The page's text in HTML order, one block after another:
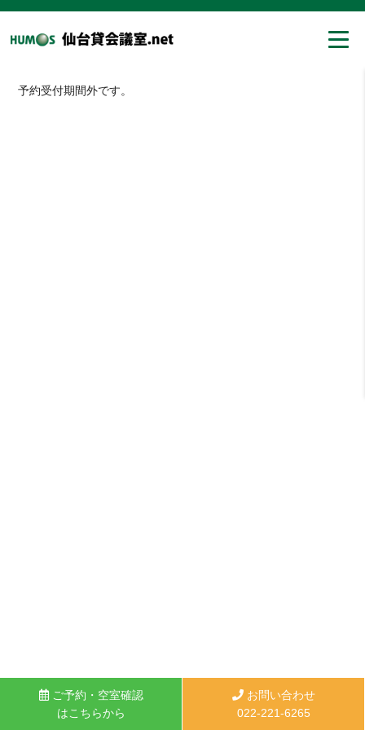
ご予約・空室確認
はこちらから
お問い合わせ
022-221-6265
予約受付期間外です。